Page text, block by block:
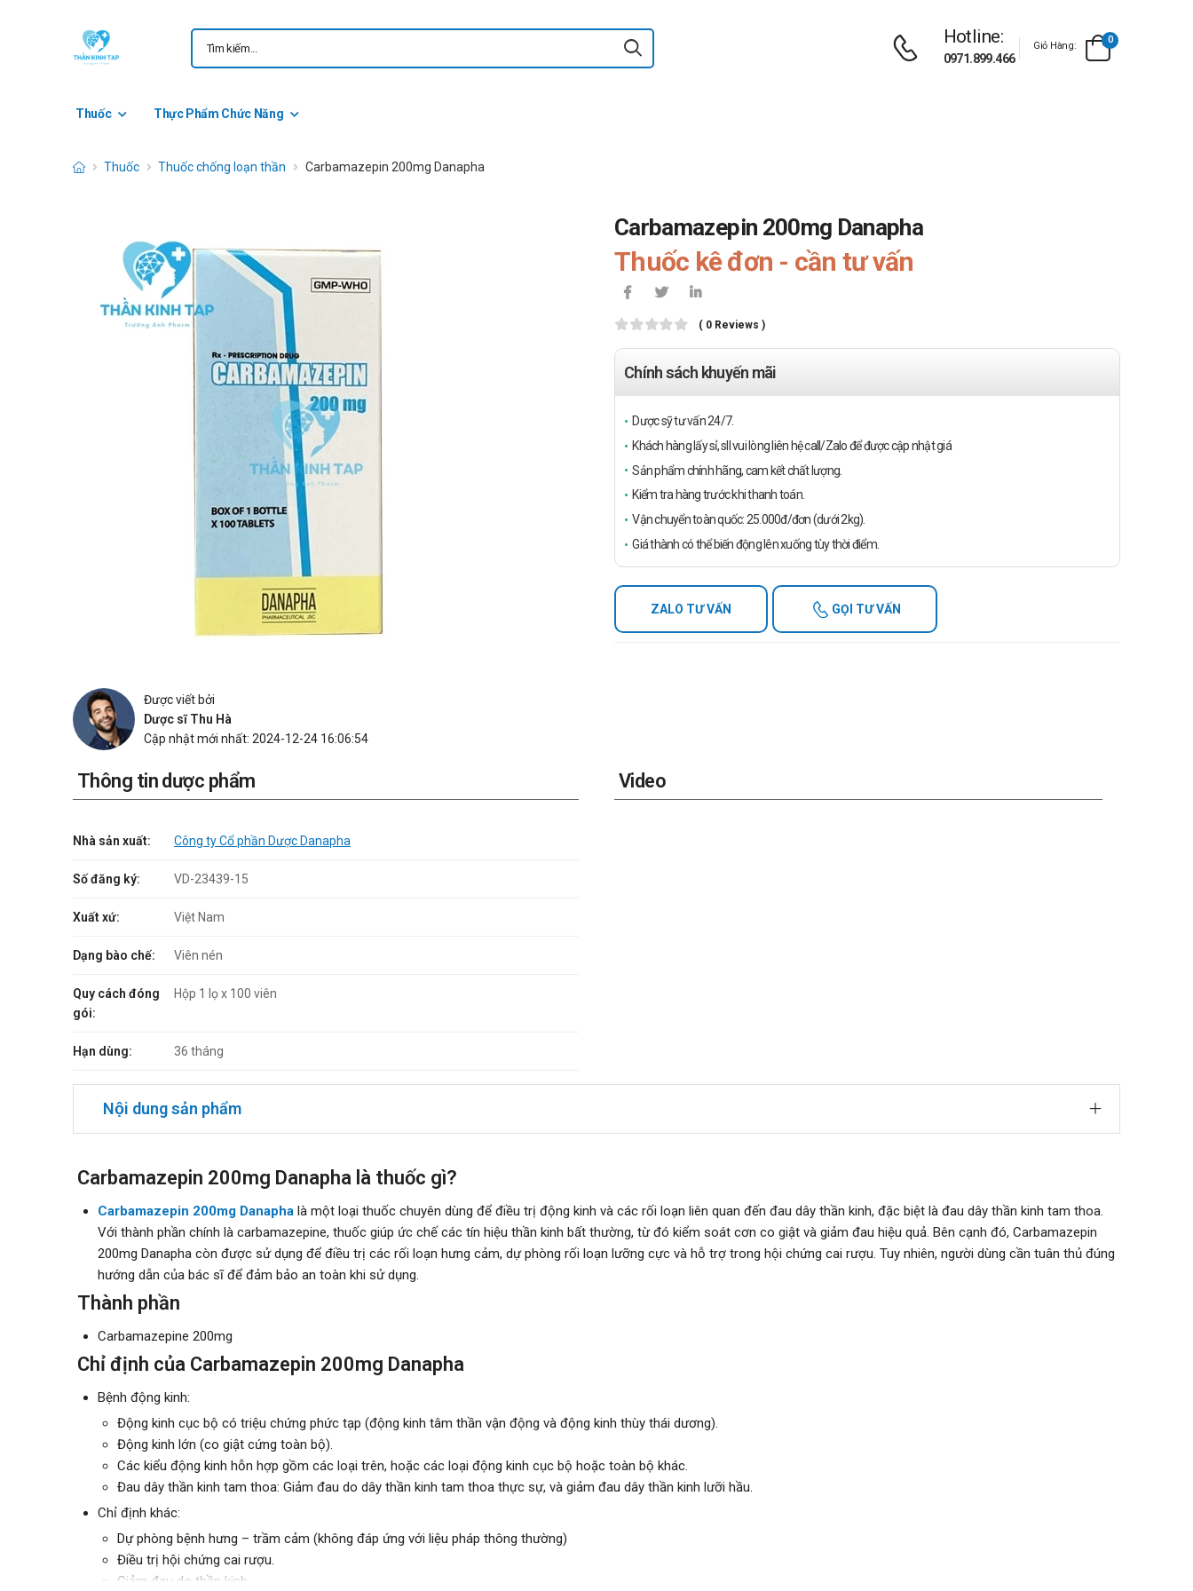
Hotline:
0971.899.466
Giỏ Hàng:
0
Thuốc Thực Phẩm Chức Năng
Thuốc Thuốc chống loạn thần Carbamazepin 200mg Danapha
Carbamazepin 200mg Danapha
Thuốc kê đơn - cần tư vấn
( 0 Reviews )
Chính sách khuyến mãi
Dược sỹ tư vấn 24/7.
Khách hàng lấy sỉ, sll vui lòng liên hệ call/Zalo để được cập nhật giá
Sản phẩm chính hãng, cam kết chất lượng.
Kiểm tra hàng trước khi thanh toán.
Vận chuyển toàn quốc: 25.000đ/đơn (dưới 2kg).
Giá thành có thể biến động lên xuống tùy thời điểm.
ZALO TƯ VẤN GỌI TƯ VẤN
Được viết bởi
Dược sĩ Thu Hà
Cập nhật mới nhất: 2024-12-24 16:06:54
Thông tin dược phẩm
Nhà sản xuất: Công ty Cổ phần Dược Danapha
Số đăng ký: VD-23439-15
Xuất xứ: Việt Nam
Dạng bào chế: Viên nén
Quy cách đóng
gói:
Hộp 1 lọ x 100 viên
Hạn dùng: 36 tháng
Video
Nội dung sản phẩm
Carbamazepin 200mg Danapha là thuốc gì?
Carbamazepin 200mg Danaphalà một loại thuốc chuyên dùng để điều trị động kinh và các rối loạn liên quan đến đau dây thần kinh, đặc biệt là đau dây thần kinh tam thoa.
Với thành phần chính là carbamazepine, thuốc giúp ức chế các tín hiệu thần kinh bất thường, từ đó kiểm soát cơn co giật và giảm đau hiệu quả. Bên cạnh đó, Carbamazepin
200mg Danapha còn được sử dụng để điều trị các rối loạn hưng cảm, dự phòng rối loạn lưỡng cực và hỗ trợ trong hội chứng cai rượu. Tuy nhiên, người dùng cần tuân thủ đúng
hướng dẫn của bác sĩ để đảm bảo an toàn khi sử dụng.
Thành phần
Carbamazepine 200mg
Chỉ định của Carbamazepin 200mg Danapha
Bệnh động kinh:
Động kinh cục bộ có triệu chứng phức tạp (động kinh tâm thần vận động và động kinh thùy thái dương).
Động kinh lớn (co giật cứng toàn bộ).
Các kiểu động kinh hỗn hợp gồm các loại trên, hoặc các loại động kinh cục bộ hoặc toàn bộ khác.
Đau dây thần kinh tam thoa: Giảm đau do dây thần kinh tam thoa thực sự, và giảm đau dây thần kinh lưỡi hầu.
Chỉ định khác:
Dự phòng bệnh hưng – trầm cảm (không đáp ứng với liệu pháp thông thường)
Điều trị hội chứng cai rượu.
Giảm đau do thần kinh.